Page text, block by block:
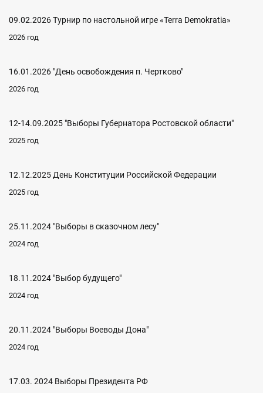
09.02.2026 Турнир по настольной игре «Terra Demokratia»
2026 год
16.01.2026 "День освобождения п. Чертково"
2026 год
12-14.09.2025 "Выборы Губернатора Ростовской области"
2025 год
12.12.2025 День Конституции Российской Федерации
2025 год
25.11.2024 "Выборы в сказочном лесу"
2024 год
18.11.2024 "Выбор будущего"
2024 год
20.11.2024 "Выборы Воеводы Дона"
2024 год
17.03. 2024 Выборы Президента РФ